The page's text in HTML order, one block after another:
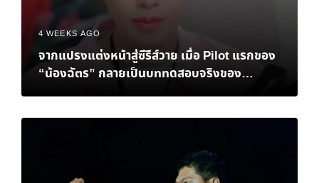
4 WEEKS AGO
จากแปรงแต่งหน้าสู่ซีรีส์วาย เมื่อ Pilot แรกของ
“น้องฉัตร” กลายเป็นบททดสอบจริงของ